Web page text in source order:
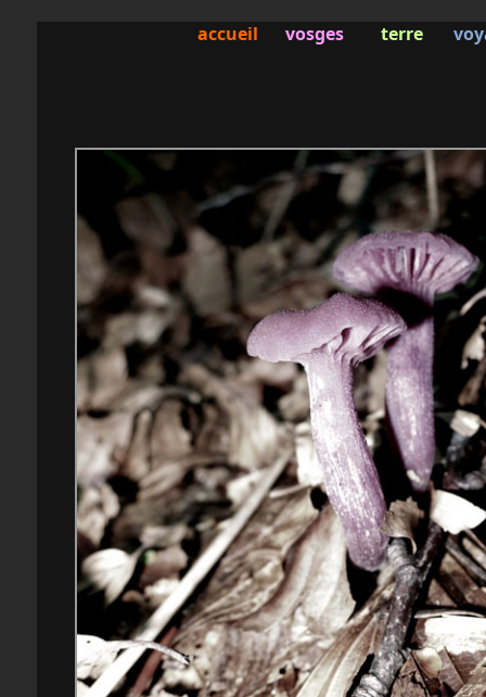
accueil vosges terre